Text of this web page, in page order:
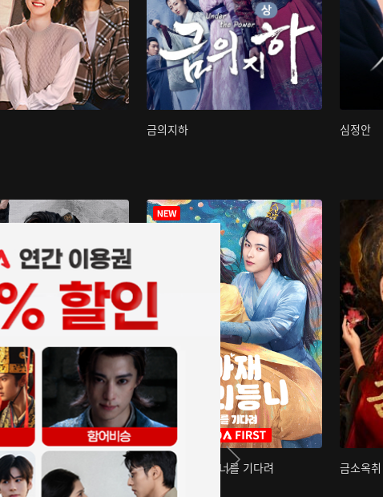
금의지하 심정안
아재저리등니 : 너를 기다려 금소옥취